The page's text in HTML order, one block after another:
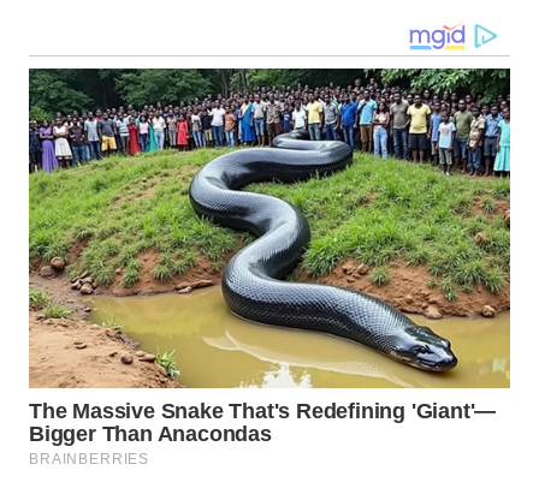
WN
TAPANULI
SELATAN
WN
TANJUNG
LESUNG
WN
KARO
WN
SIMALUNGUN